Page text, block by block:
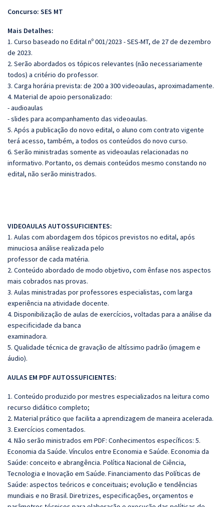
Concurso: SES MT
Mais Detalhes:
1. Curso baseado no Edital nº 001/2023 - SES-MT, de 27 de dezembro
de 2023.
2. Serão abordados os tópicos relevantes (não necessariamente
todos) a critério do professor.
3. Carga horária prevista: de 200 a 300 videoaulas, aproximadamente.
4. Material de apoio personalizado:
- audioaulas
- slides para acompanhamento das videoaulas.
5. Após a publicação do novo edital, o aluno com contrato vigente
terá acesso, também, a todos os conteúdos do novo curso.
6. Serão ministradas somente as videoaulas relacionadas no
informativo. Portanto, os demais conteúdos mesmo constando no
edital, não serão ministrados.
VIDEOAULAS AUTOSSUFICIENTES:
1. Aulas com abordagem dos tópicos previstos no edital, após
minuciosa análise realizada pelo
professor de cada matéria.
2. Conteúdo abordado de modo objetivo, com ênfase nos aspectos
mais cobrados nas provas.
3. Aulas ministradas por professores especialistas, com larga
experiência na atividade docente.
4. Disponibilização de aulas de exercícios, voltadas para a análise da
especificidade da banca
examinadora.
5. Qualidade técnica de gravação de altíssimo padrão (imagem e
áudio).
AULAS EM PDF AUTOSSUFICIENTES:
1. Conteúdo produzido por mestres especializados na leitura como
recurso didático completo;
2. Material prático que facilita a aprendizagem de maneira acelerada.
3. Exercícios comentados.
4. Não serão ministrados em PDF: Conhecimentos específicos: 5.
Economia da Saúde. Vínculos entre Economia e Saúde. Economia da
Saúde: conceito e abrangência. Política Nacional de Ciência,
Tecnologia e Inovação em Saúde. Financiamento das Políticas de
Saúde: aspectos teóricos e conceituais; evolução e tendências
mundiais e no Brasil. Diretrizes, especificações, orçamentos e